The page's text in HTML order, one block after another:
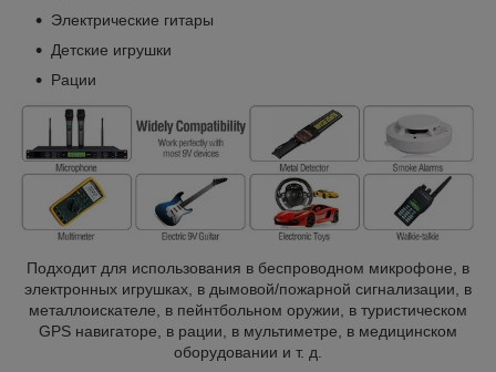
Электрические гитары
Детские игрушки
Рации
Подходит для использования в беспроводном микрофоне, в
электронных игрушках, в дымовой/пожарной сигнализации, в
металлоискателе, в пейнтбольном оружии, в туристическом
GPS навигаторе, в рации, в мультиметре, в медицинском
оборудовании и т. д.